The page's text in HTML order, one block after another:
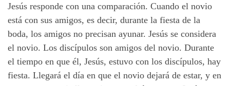
Jesús responde con una comparación. Cuando el novio
está con sus amigos, es decir, durante la fiesta de la
boda, los amigos no precisan ayunar. Jesús se considera
el novio. Los discípulos son amigos del novio. Durante
el tiempo en que él, Jesús, estuvo con los discípulos, hay
fiesta. Llegará el día en que el novio dejará de estar, y en